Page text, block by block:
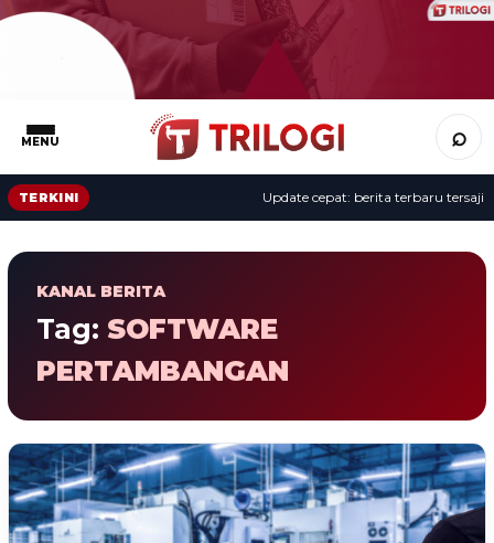
MENU ⌕
TERKINI Update cepat: berita terbaru tersaji
KANAL BERITA
Tag: SOFTWARE
PERTAMBANGAN